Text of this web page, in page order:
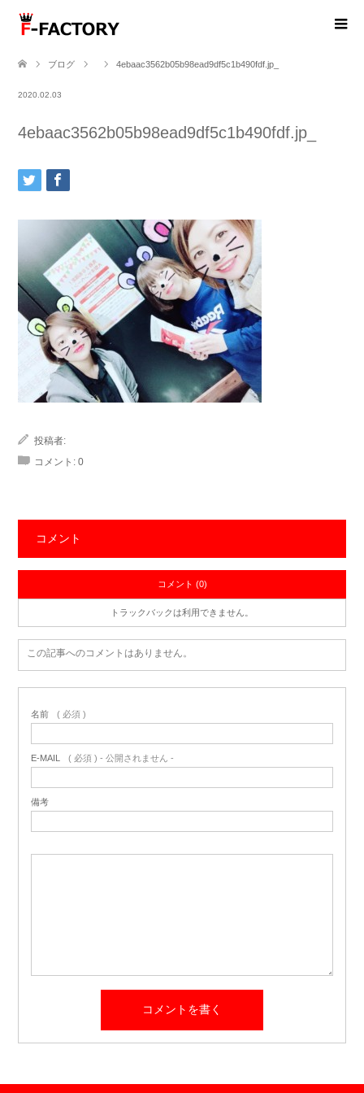
ブログ 4ebaac3562b05b98ead9df5c1b490fdf.jp_
2020.02.03
4ebaac3562b05b98ead9df5c1b490fdf.jp_
投稿者:
コメント: 0
コメント
コメント (0)
トラックバックは利用できません。
この記事へのコメントはありません。
名前 ( 必須 )
E-MAIL ( 必須 ) - 公開されません -
備考